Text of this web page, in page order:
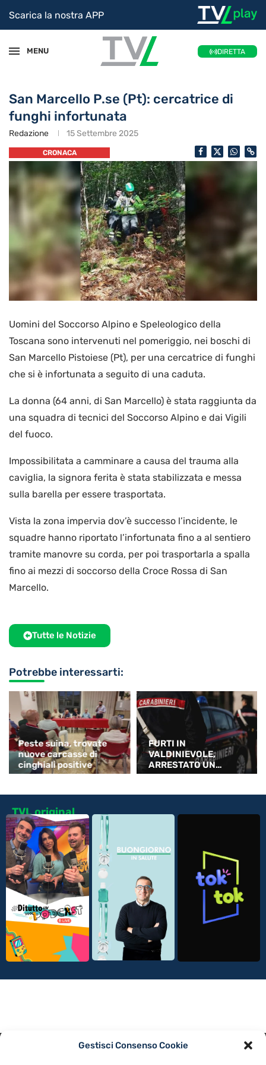
Gestisci Consenso Cookie
Scarica la nostra APP
MENU DIRETTA
San Marcello P.se (Pt): cercatrice di
funghi infortunata
Redazione 15 Settembre 2025
CRONACA
Uomini del Soccorso Alpino e Speleologico della
Toscana sono intervenuti nel pomeriggio, nei boschi di
San Marcello Pistoiese (Pt), per una cercatrice di funghi
che si è infortunata a seguito di una caduta.
La donna (64 anni, di San Marcello) è stata raggiunta da
una squadra di tecnici del Soccorso Alpino e dai Vigili
del fuoco.
Impossibilitata a camminare a causa del trauma alla
caviglia, la signora ferita è stata stabilizzata e messa
sulla barella per essere trasportata.
Vista la zona impervia dov’è successo l’incidente, le
squadre hanno riportato l’infortunata fino a al sentiero
tramite manovre su corda, per poi trasportarla a spalla
fino ai mezzi di soccorso della Croce Rossa di San
Marcello.
Tutte le Notizie
Potrebbe interessarti:
Peste suina, trovate
nuove carcasse di
cinghiali positive
FURTI IN
VALDINIEVOLE,
ARRESTATO UN
32ENNE NIGERIANO
TVL original